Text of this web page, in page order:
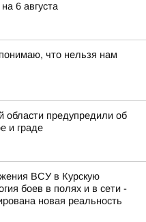
6 августа
что нельзя нам
области предупредили об
и граде
ВСУ в Курскую
боев в полях и в сети -
новая реальность